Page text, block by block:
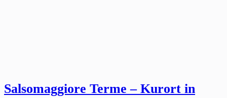
Salsomaggiore Terme – Kurort in